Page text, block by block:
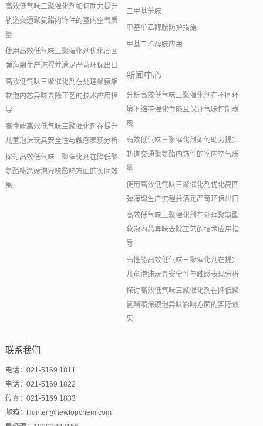
高效低气味三聚催化剂如何助力提升
轨道交通聚氨酯内饰件的室内空气质
量
使用高效低气味三聚催化剂优化高回
弹海绵生产流程并满足严苛环保出口
高效低气味三聚催化剂在处理聚氨酯
软泡内芯异味去除工艺的技术应用指
导
高性能高效低气味三聚催化剂在提升
儿童泡沫玩具安全性与触感表现分析
探讨高效低气味三聚催化剂在降低聚
氨酯喷涂硬泡异味影响方面的实际效
果
二甲基苄胺
甲基单乙醇胺防护措施
甲基二乙醇胺应用
新闻中心
分析高效低气味三聚催化剂在不同环
境下维持催化性能且保证气味控制表
现
高效低气味三聚催化剂如何助力提升
轨道交通聚氨酯内饰件的室内空气质
量
使用高效低气味三聚催化剂优化高回
弹海绵生产流程并满足严苛环保出口
高效低气味三聚催化剂在处理聚氨酯
软泡内芯异味去除工艺的技术应用指
导
高性能高效低气味三聚催化剂在提升
儿童泡沫玩具安全性与触感表现分析
探讨高效低气味三聚催化剂在降低聚
氨酯喷涂硬泡异味影响方面的实际效
果
联系我们
电话：021-5169 1811
电话：021-5169 1822
传真：021-5169 1833
邮箱：Hunter@newtopchem.com